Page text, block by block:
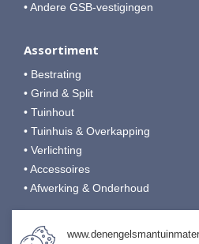
• Andere GSB-vestigingen
Assortiment
• Bestrating
• Grind & Split
• Tuinhout
• Tuinhuis & Overkapping
• Verlichting
• Accessoires
• Afwerking & Onderhoud
Den Engelsman Tuinmaterialen